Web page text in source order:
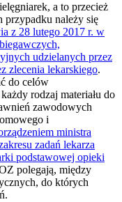
a to przecież
przypadku należy się
z 28 lutego 2017 r. w
udzielanych przez
zlecenia lekarskiego.
do celów
rodzaj materiału do
zawodowych
i
ministra
zadań lekarza
podstawowej opieki
polegają, między
do których